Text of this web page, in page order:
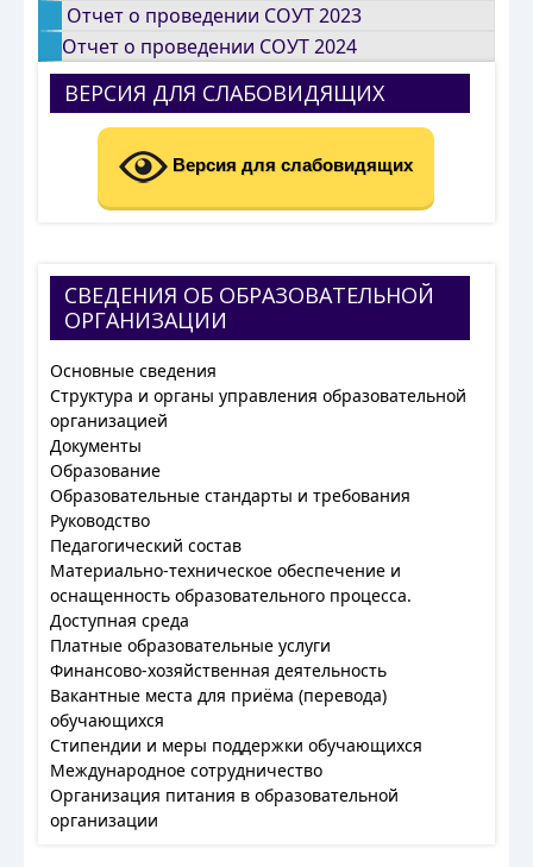
Отчет о проведении СОУТ 2023
Отчет о проведении СОУТ 2024
ВЕРСИЯ ДЛЯ СЛАБОВИДЯЩИХ
Версия для слабовидящих
СВЕДЕНИЯ ОБ ОБРАЗОВАТЕЛЬНОЙ
ОРГАНИЗАЦИИ
Основные сведения
Структура и органы управления образовательной
организацией
Документы
Образование
Образовательные стандарты и требования
Руководство
Педагогический состав
Материально-техническое обеспечение и
оснащенность образовательного процесса.
Доступная среда
Платные образовательные услуги
Финансово-хозяйственная деятельность
Вакантные места для приёма (перевода)
обучающихся
Стипендии и меры поддержки обучающихся
Международное сотрудничество
Организация питания в образовательной
организации